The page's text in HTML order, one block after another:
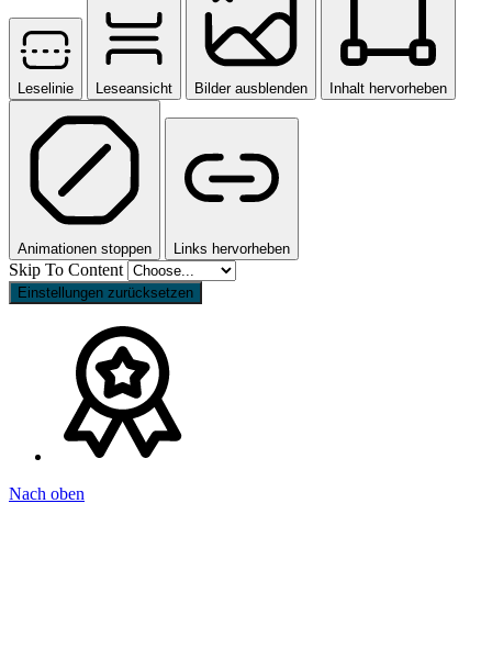
Leselinie Leseansicht Bilder ausblenden Inhalt hervorheben
Animationen stoppen Links hervorheben
Skip To Content
Einstellungen zurücksetzen
Nach oben